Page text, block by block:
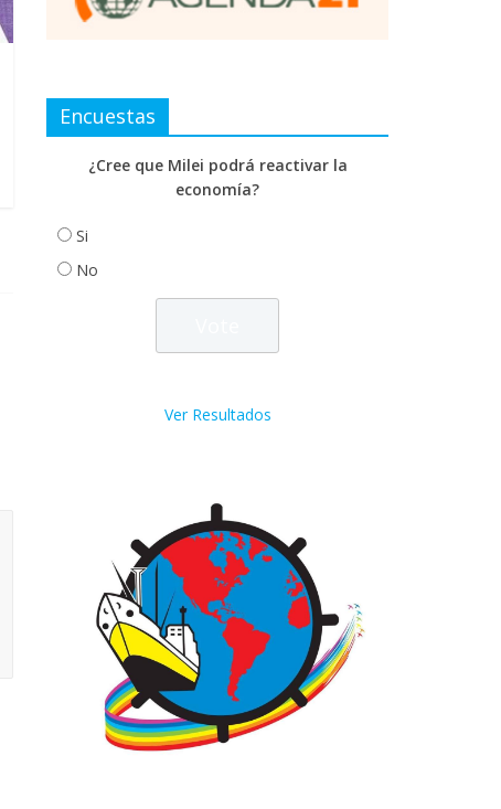
Encuestas
¿Cree que Milei podrá reactivar la
economía?
Si
No
Ver Resultados